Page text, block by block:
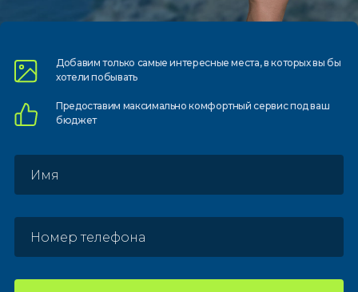
Добавим только самыеинтересные места, в которыхвы бы
хотели побывать
Предоставим максимально комфортныйсервис под ваш
бюджет